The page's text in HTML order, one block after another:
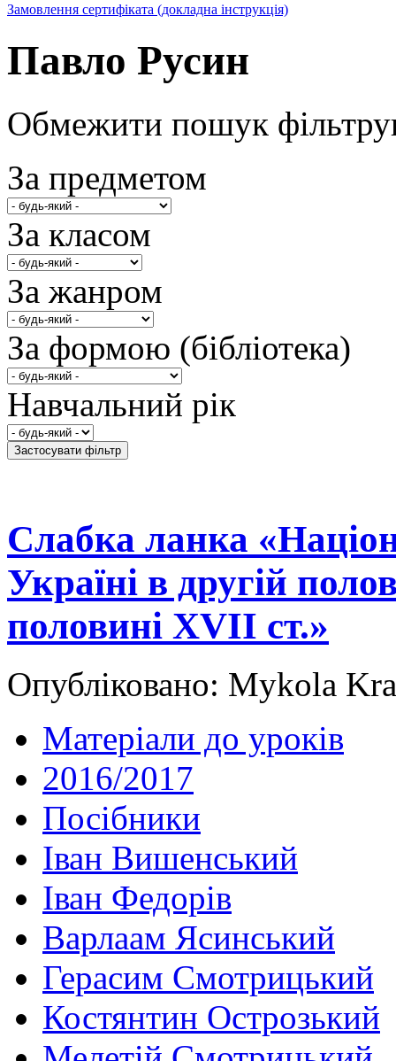
Замовлення сертифіката (докладна інструкція)
Павло Русин
Обмежити пошук
За предметом
За класом
За жанром
За формою (бібліотека)
Навчальний рік
Слабка ланка
Україні в другій
половині XVII ст.»
Опубліковано: Mykola
Матеріали до уроків
2016/2017
Посібники
Іван Вишенський
Іван Федорів
Варлаам Ясинський
Герасим Смотрицький
Костянтин Острозький